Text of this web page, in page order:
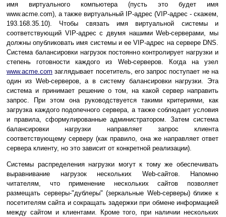
имя виртуального компьютера (пусть это будет имя
www.acme.com), а также виртуальный IP-адрес (VIP-адрес - скажем,
193.168.35.10). Чтобы связать имя виртуальной системы и
соответствующий VIP-адрес с двумя нашими Web-серверами, мы
должны опубликовать имя системы и ее VIP-адрес на сервере DNS.
Система балансировки нагрузок постоянно контролирует нагрузки и
степень готовности каждого из Web-серверов. Когда на узел
www.acme.com заглядывает посетитель, его запрос поступает не на
один из Web-серверов, а в систему балансировки нагрузки. Эта
система и принимает решение о том, на какой сервер направить
запрос. При этом она руководствуется такими критериями, как
загрузка каждого подопечного сервера, а также соблюдает условия
и правила, сформулированные администратором. Затем система
балансировки нагрузки направляет запрос клиента
соответствующему серверу (как правило, она же направляет ответ
сервера клиенту, но это зависит от конкретной реализации).
Системы распределения нагрузки могут к тому же обеспечивать
выравнивание нагрузок нескольких Web-сайтов. Напомню
читателям, что применение нескольких сайтов позволяет
размещать серверы-"дублеры" (зеркальные Web-серверы) ближе к
посетителям сайта и сокращать задержки при обмене информацией
между сайтом и клиентами. Кроме того, при наличии нескольких